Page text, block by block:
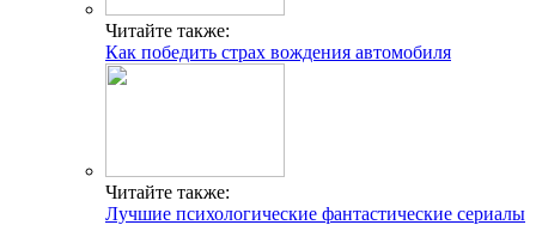
Читайте также:
Как победить страх вождения автомобиля
Читайте также:
Лучшие психологические фантастические сериалы